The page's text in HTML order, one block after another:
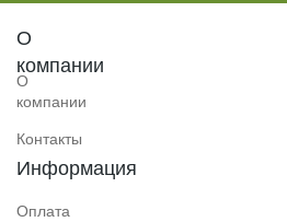
О
компании
Информация
О
компании
Контакты
Оплата